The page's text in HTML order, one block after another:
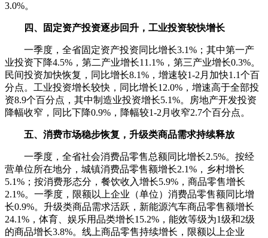
3.0%。
四、固定资产投资逐步回升，工业投资较快增长
一季度，全省固定资产投资同比增长3.1%；其中第一产
业投资下降4.5%，第二产业增长11.1%，第三产业增长0.3%。
民间投资加快恢复，同比增长8.1%，增速较1-2月加快1.1个百
分点。工业投资增长较快，同比增长12.0%，增速高于全部投
资8.9个百分点，其中制造业投资增长5.1%。房地产开发投资
降幅收窄，同比下降0.9%，降幅较1-2月收窄2.7个百分点。
五、消费市场稳步恢复，升级类商品需求持续释放
一季度，全省社会消费品零售总额同比增长2.5%。按经
营单位所在地分，城镇消费品零售额增长2.1%，乡村增长
5.1%；按消费形态分，餐饮收入增长5.9%，商品零售增长
2.1%。一季度，限额以上企业（单位）消费品零售额同比增
长0.9%。升级类商品需求活跃，新能源汽车商品零售额增长
24.1%，体育、娱乐用品类增长15.2%，能效等级为1级和2级
的商品增长3.8%。线上商品零售持续增长，限额以上企业